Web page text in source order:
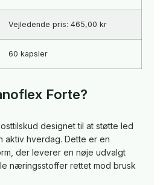
Vejledende pris: 465,00 kr
60 kapsler
Forte?
designet til at støtte led
hverdag. Dette er en
der leverer en nøje udvalgt
næringsstoffer rettet mod brusk